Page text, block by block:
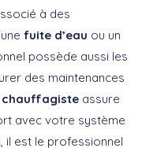
à des
fuite d’eau ou un
possède aussi les
des maintenances
chauffagiste assure
avec votre système
il est le professionnel